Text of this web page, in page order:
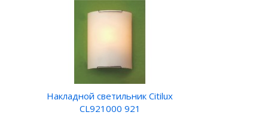
Накладной светильник Citilux
CL921000 921